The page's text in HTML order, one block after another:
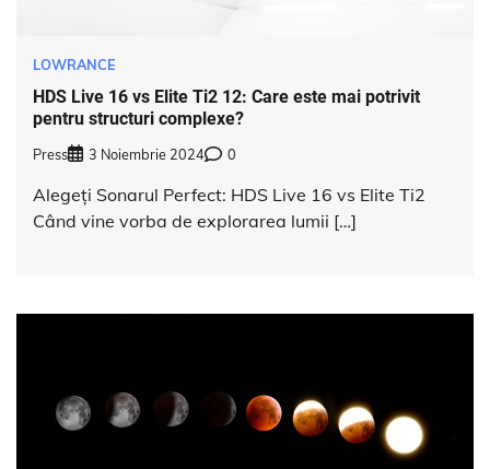
LOWRANCE
HDS Live 16 vs Elite Ti2 12: Care este mai potrivit
pentru structuri complexe?
Press 3 Noiembrie 2024 0
Alegeți Sonarul Perfect: HDS Live 16 vs Elite Ti2
Când vine vorba de explorarea lumii […]